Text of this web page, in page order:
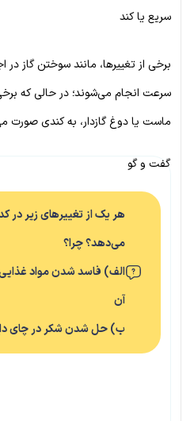
سریع یا کند
برخی از تغییرها، مانند سوختن گاز
سرعت انجام می‌شوند؛ در حالی که
ماست یا دوغ گازدار، به کندی صورت
گفت و گو
هر یک از تغییرهای زیر در
می‌دهد؟ چرا؟
الف) فاسد شدن مواد غذایی
آن
ب) حل شدن شکر در چای